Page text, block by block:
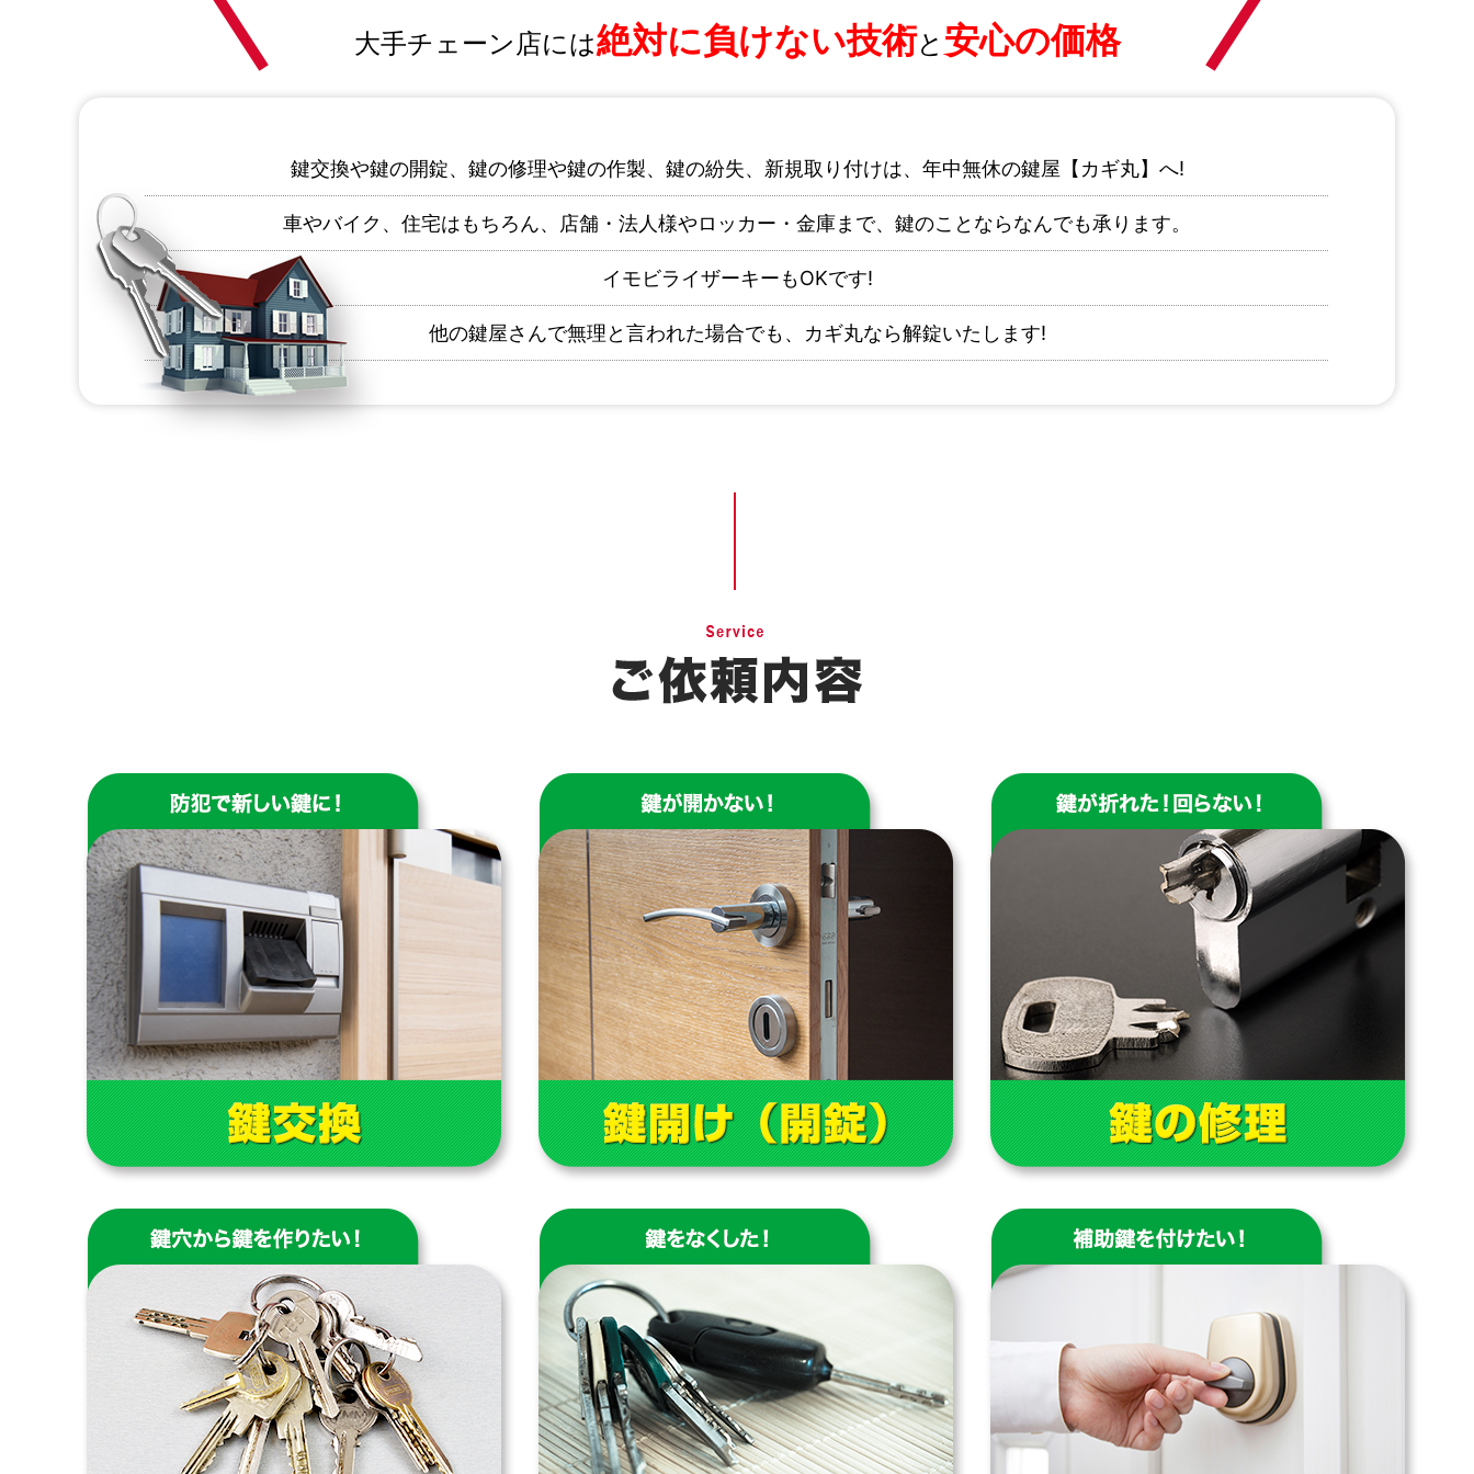
大手チェーン店には絶対に負けない技術と 安心の価格
鍵交換や鍵の開錠、鍵の修理や鍵の作製、鍵の紛失、新規取り付けは、年中無休の鍵屋【カギ丸】へ!
車やバイク、住宅はもちろん、店舗・法人様やロッカー・金庫まで、鍵のことならなんでも承ります。
イモビライザーキーもOKです!
他の鍵屋さんで無理と言われた場合でも、カギ丸なら解錠いたします!